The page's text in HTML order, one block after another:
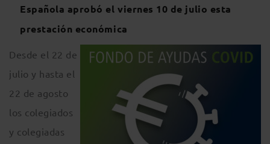
Española aprobó el viernes 10 de julio esta
prestación económica
Desde el 22 de
julio y hasta el
22 de agosto
los colegiados
y colegiadas